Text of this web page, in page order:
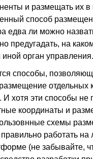
и размещать их в
способ
едва ли можно
предугадать, на
иной орган управления.
способы,
отдельных
И хотя эти способы не
координаты и
схемы
работать на
(не забывайте,